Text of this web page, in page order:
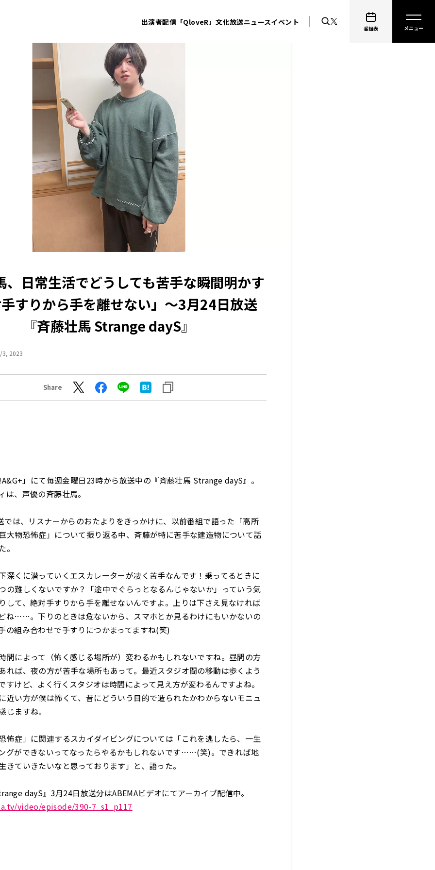
出演者配信「QloveR」文化放送ニュースイベント
番組表
、日常生活でどうしても苦手な瞬間明かす
すりから手を離せない」～3月24日放送
『斉藤壮馬 Strange dayS』
3, 2023
Share
」にて毎週金曜日23時から放送中の『斉藤壮馬 Strange dayS』。
は、声優の斉藤壮馬。
では、リスナーからのおたよりをきっかけに、以前番組で語った「高所
大物恐怖症」について振り返る中、斉藤が特に苦手な建造物について話
。
くに潜っていくエスカレーターが凄く苦手なんです！乗ってるときに
の難しくないですか？「途中でぐらっとなるんじゃないか」っていう気
して、絶対手すりから手を離せないんですよ。上りは下さえ見なければ
ね……。下りのときは危ないから、スマホとか見るわけにもいかないの
の組み合わせで手すりにつかまってますね(笑)
によって（怖く感じる場所が）変わるかもしれないですね。昼間の方
れば、夜の方が苦手な場所もあって。最近スタジオ間の移動は歩くよう
すけど、よく行くスタジオは時間によって見え方が変わるんですよね。
近い方が僕は怖くて、昔にどういう目的で造られたかわからないモニュ
じますね。
怖症」に関連するスカイダイビングについては「これを逃したら、一生
グができないってなったらやるかもしれないです……(笑)。できれば地
きていきたいなと思っております」と、語った。
dayS』3月24日放送分はABEMAビデオにてアーカイブ配信中。
video/episode/390-7_s1_p117